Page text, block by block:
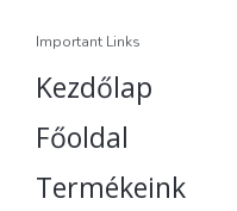
Important Links
Kezdőlap
Főoldal
Termékeink